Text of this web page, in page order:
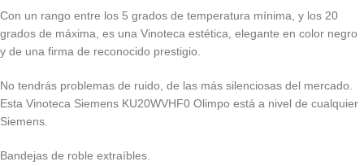
Con un rango entre los 5 grados de temperatura mínima, y los 20
grados de máxima, es una Vinoteca estética, elegante en color negro
y de una firma de reconocido prestigio.
No tendrás problemas de ruido, de las más silenciosas del mercado.
Esta Vinoteca Siemens KU20WVHF0 Olimpo está a nivel de cualquier
Siemens.
Bandejas de roble extraíbles.